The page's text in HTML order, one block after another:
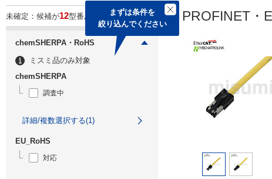
まずは条件を
絞り込んでください
未確定：候補が12型番あります。
chemSHERPA・RoHS
ミスミ品のみ対象
chemSHERPA
調査中
詳細/複数選択する(1)
EU_RoHS
対応
PROFINET・